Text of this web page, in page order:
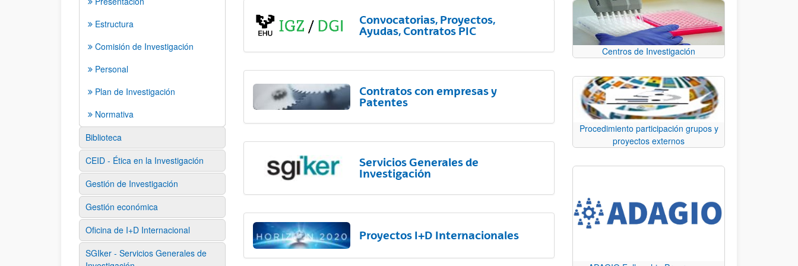
Estructura
Comisión de Investigación
Personal
Plan de Investigación
Normativa
Biblioteca
CEID - Ética en la Investigación
Gestión de Investigación
Gestión económica
Oficina de I+D Internacional
SGIker - Servicios Generales de
Convocatorias, Proyectos,
Ayudas, Contratos PIC
Contratos con empresas y
Patentes
Servicios Generales de
Investigación
Proyectos I+D Internacionales
Centros de Investigación
Procedimiento participación grupos y
proyectos externos